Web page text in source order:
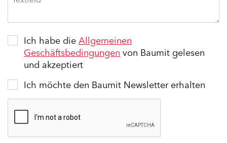
Ich habe dieAllgemeinen
Geschäftsbedingungenvon Baumit gelesen
und akzeptiert
Ich möchte den Baumit Newsletter erhalten